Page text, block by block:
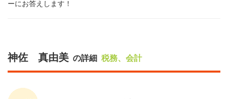
ーにお答えします！
神佐 真由美 の詳細 税務、会計